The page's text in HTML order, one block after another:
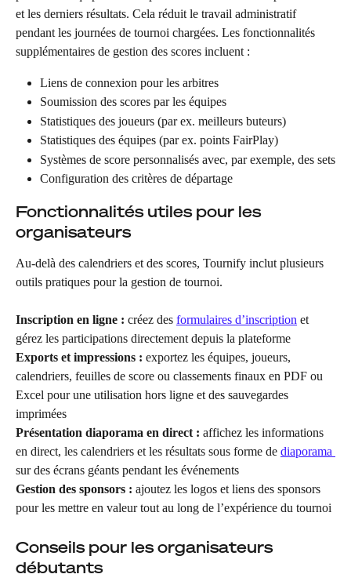
et les derniers résultats. Cela réduit le travail administratif
pendant les journées de tournoi chargées. Les fonctionnalités
supplémentaires de gestion des scores incluent :
Liens de connexion pour les arbitres
Soumission des scores par les équipes
Statistiques des joueurs (par ex. meilleurs buteurs)
Statistiques des équipes (par ex. points FairPlay)
Systèmes de score personnalisés avec, par exemple, des sets
Configuration des critères de départage
Fonctionnalités utiles pour les
organisateurs
Au-delà des calendriers et des scores, Tournify inclut plusieurs
outils pratiques pour la gestion de tournoi.
Inscription en ligne : créez des formulaires d’inscription et
gérez les participations directement depuis la plateforme
Exports et impressions : exportez les équipes, joueurs,
calendriers, feuilles de score ou classements finaux en PDF ou
Excel pour une utilisation hors ligne et des sauvegardes
imprimées
Présentation diaporama en direct : affichez les informations
en direct, les calendriers et les résultats sous forme de diaporama
sur des écrans géants pendant les événements
Gestion des sponsors : ajoutez les logos et liens des sponsors
pour les mettre en valeur tout au long de l’expérience du tournoi
Conseils pour les organisateurs
débutants